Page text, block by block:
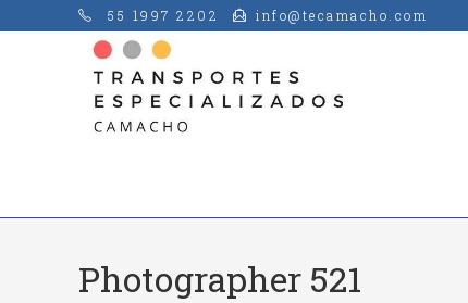
55 1997 2202 info@tecamacho.com
Photographer 521